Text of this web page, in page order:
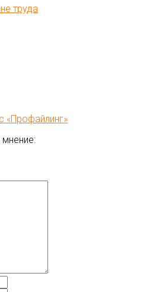
труда
«Профайлинг»